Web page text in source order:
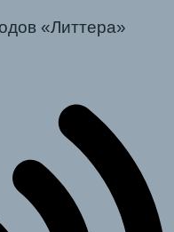
«Литтера»